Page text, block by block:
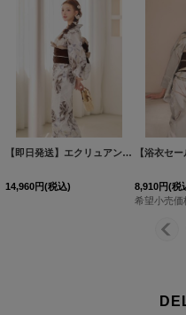
【即日発送】エクリュアンティークローズ浴衣【浴衣３点セット 浴衣/帯/下駄】[OF04]Y-9303-kj-BR-F-26AS-260312
14,960円(税込) 8,910円(税
希望小売価